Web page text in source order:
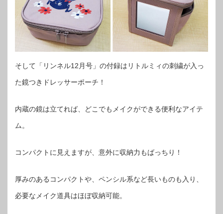
そして「リンネル12月号」の付録はリトルミィの刺繍が入っ
た鏡つきドレッサーポーチ！
内蔵の鏡は立てれば、どこでもメイクができる便利なアイテ
ム。
コンパクトに見えますが、意外に収納力もばっちり！
厚みのあるコンパクトや、ペンシル系など長いものも入り、
必要なメイク道具はほぼ収納可能。